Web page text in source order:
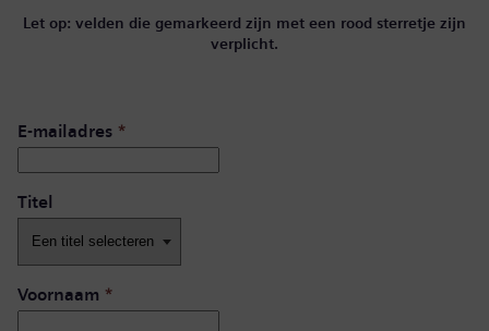
Let op: velden die gemarkeerd zijn met een rood sterretje zijn
verplicht.
E-mailadres *
Titel
Voornaam *